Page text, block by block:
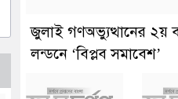
জুলাই গণঅভ্যুত্থানের ২য়
লন্ডনে ‘বিপ্লব সমাবেশ’